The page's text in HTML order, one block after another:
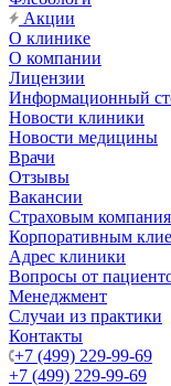
Акции
О клинике
О компании
Лицензии
Информационный
Новости клиники
Новости медицины
Врачи
Отзывы
Вакансии
Страховым
Корпоративным
Адрес клиники
Вопросы от
Менеджмент
Случаи из практики
Контакты
+7 (499) 229-99-69
+7 (499) 229-99-69